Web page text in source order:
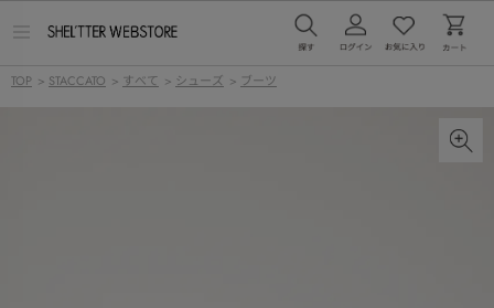
ー
TOP > STACCATO > すべて > シューズ > ブーツ